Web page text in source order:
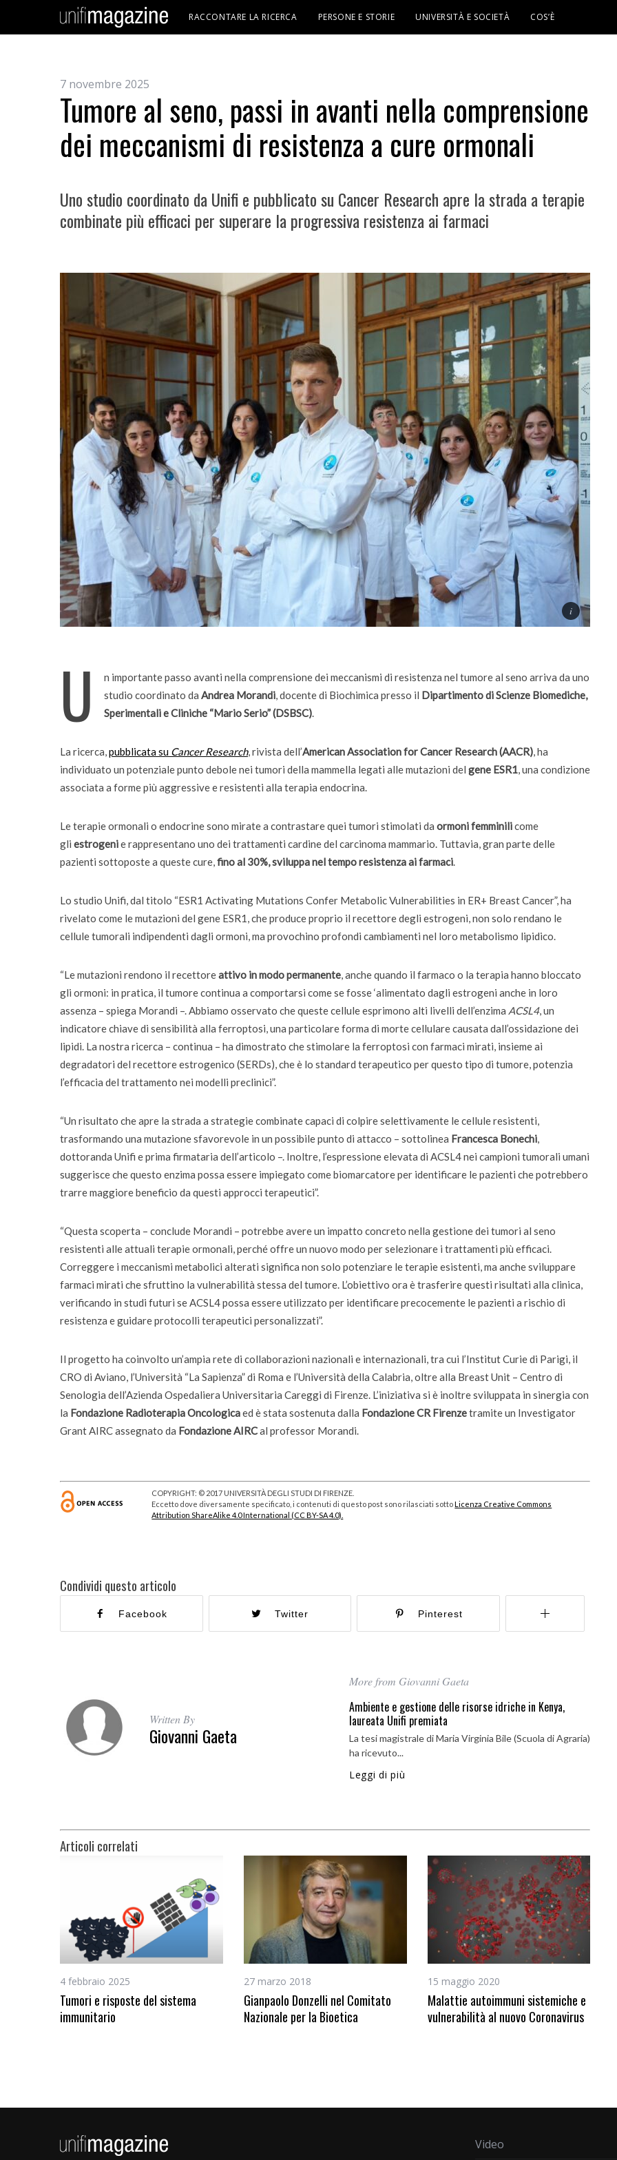
RACCONTARE LA RICERCA PERSONE E STORIE UNIVERSITÀ E SOCIETÀ COS’È
7 novembre 2025
Tumore al seno, passi in avanti nella comprensione
dei meccanismi di resistenza a cure ormonali
Uno studio coordinato da Unifi e pubblicato su Cancer Research apre la strada a terapie
combinate più efficaci per superare la progressiva resistenza ai farmaci
U
n importante passo avanti nella comprensione dei meccanismi di resistenza nel tumore al seno arriva da uno
studio coordinato da Andrea Morandi, docente di Biochimica presso il Dipartimento di Scienze Biomediche,
Sperimentali e Cliniche “Mario Serio” (DSBSC).
La ricerca,pubblicata su Cancer Research, rivista dell’American Association for Cancer Research (AACR), ha
individuato un potenziale punto debole nei tumori della mammella legati alle mutazioni del gene ESR1, una condizione
associata a forme più aggressive e resistenti alla terapia endocrina.
Le terapie ormonali o endocrine sono mirate a contrastare quei tumori stimolati da ormoni femminilicome
gli estrogenie rappresentano uno dei trattamenti cardine del carcinoma mammario. Tuttavia, gran parte delle
pazienti sottoposte a queste cure,fino al 30%, sviluppa nel tempo resistenza ai farmaci.
Lo studio Unifi, dal titolo “ESR1 Activating Mutations Confer Metabolic Vulnerabilities in ER+ Breast Cancer”, ha
rivelato come le mutazioni del gene ESR1, che produce proprio il recettore degli estrogeni, non solo rendano le
cellule tumorali indipendenti dagli ormoni, ma provochino profondi cambiamenti nel loro metabolismo lipidico.
“Le mutazioni rendono il recettoreattivo in modo permanente, anche quando il farmaco o la terapia hanno bloccato
gli ormoni: in pratica, il tumore continua a comportarsi come se fosse ‘alimentato dagli estrogeni anche in loro
assenza – spiega Morandi –. Abbiamo osservato che queste cellule esprimono alti livelli dell’enzima ACSL4, un
indicatore chiave di sensibilità alla ferroptosi, una particolare forma di morte cellulare causata dall’ossidazione dei
lipidi. La nostra ricerca – continua – ha dimostrato che stimolare la ferroptosi con farmaci mirati, insieme ai
degradatori del recettore estrogenico (SERDs), che è lo standard terapeutico per questo tipo di tumore, potenzia
l’efficacia del trattamento nei modelli preclinici”.
“Un risultato che apre la strada a strategie combinate capaci di colpire selettivamente le cellule resistenti,
trasformando una mutazione sfavorevole in un possibile punto di attacco – sottolinea Francesca Bonechi,
dottoranda Unifi e prima firmataria dell’articolo –. Inoltre, l’espressione elevata di ACSL4 nei campioni tumorali umani
suggerisce che questo enzima possa essere impiegato come biomarcatore per identificare le pazienti che potrebbero
trarre maggiore beneficio da questi approcci terapeutici”.
“Questa scoperta – conclude Morandi – potrebbe avere un impatto concreto nella gestione dei tumori al seno
resistenti alle attuali terapie ormonali, perché offre un nuovo modo per selezionare i trattamenti più efficaci.
Correggere i meccanismi metabolici alterati significa non solo potenziare le terapie esistenti, ma anche sviluppare
farmaci mirati che sfruttino la vulnerabilità stessa del tumore. L’obiettivo ora è trasferire questi risultati alla clinica,
verificando in studi futuri se ACSL4 possa essere utilizzato per identificare precocemente le pazienti a rischio di
resistenza e guidare protocolli terapeutici personalizzati”.
Il progetto ha coinvolto un’ampia rete di collaborazioni nazionali e internazionali, tra cui l’Institut Curie di Parigi, il
CRO di Aviano, l’Università “La Sapienza” di Roma e l’Università della Calabria, oltre alla Breast Unit – Centro di
Senologia dell’Azienda Ospedaliera Universitaria Careggi di Firenze. L’iniziativa si è inoltre sviluppata in sinergia con
la Fondazione Radioterapia Oncologicaed è stata sostenuta dalla Fondazione CR Firenzetramite un Investigator
Grant AIRC assegnato da FondazioneAIRCal professor Morandi.
COPYRIGHT: © 2017 UNIVERSITÀ DEGLI STUDI DI FIRENZE.
Eccetto dove diversamente specificato, i contenuti di questo post sono rilasciati sottoLicenza Creative Commons
Attribution ShareAlike 4.0 International (CC BY-SA 4.0).
Condividi questo articolo
Facebook Twitter Pinterest
Written By
Giovanni Gaeta
More from Giovanni Gaeta
Ambiente e gestione delle risorse idriche in Kenya,
laureata Unifi premiata
La tesi magistrale di Maria Virginia Bile (Scuola di Agraria)
ha ricevuto...
Leggi di più
Articoli correlati
4 febbraio 2025
Tumori e risposte del sistema
immunitario
27 marzo 2018
Gianpaolo Donzelli nel Comitato
Nazionale per la Bioetica
15 maggio 2020
Malattie autoimmuni sistemiche e
vulnerabilità al nuovo Coronavirus
Incarichi e riconoscimenti
Quando la robotica ascolta la voce dei
Didattica
Didattica del futuro tra presenza e online:
Video